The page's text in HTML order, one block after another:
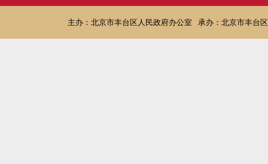
主办：北京市丰台区人民政府办公室 承办：北京市丰台